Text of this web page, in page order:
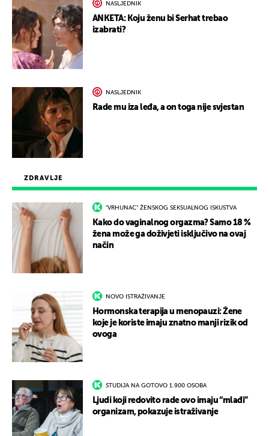
ZDRAVLJE
"VRHUNAC" ŽENSKOG SEKSUALNOG ISKUSTVA
Kako do vaginalnog orgazma? Samo 18 %
žena može ga doživjeti isključivo na ovaj
način
NOVO ISTRAŽIVANJE
Hormonska terapija u menopauzi: Žene
koje je koriste imaju znatno manji rizik od
ovoga
STUDIJA NA GOTOVO 1.900 OSOBA
Ljudi koji redovito rade ovo imaju “mlađi”
organizam, pokazuje istraživanje
NASLJEDNIK
ANKETA: Koju ženu bi Serhat trebao
izabrati?
NASLJEDNIK
Rade mu iza leđa, a on toga nije svjestan